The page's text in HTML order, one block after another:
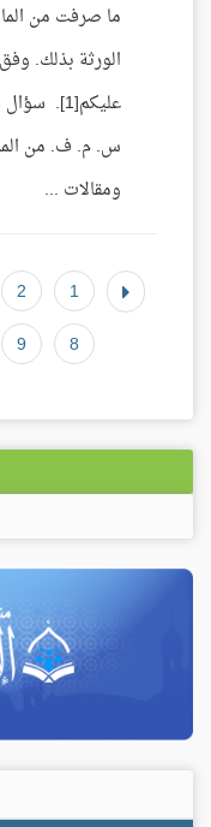
ما صرفت من
الورثة بذلك.
س. م. ف. من
ومقالات ...
1
2
8
9